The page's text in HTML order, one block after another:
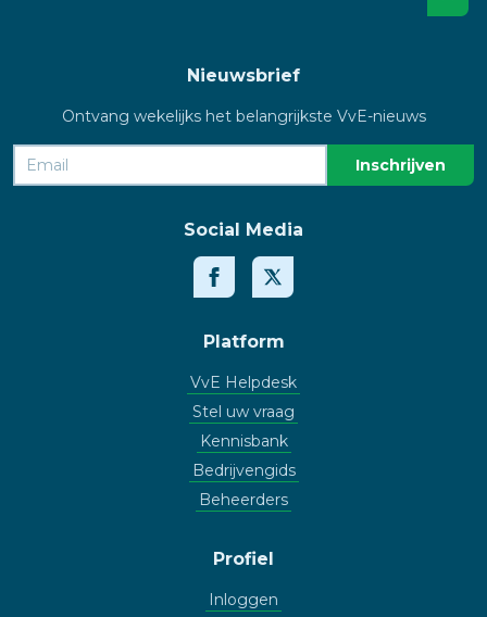
Nieuwsbrief
Ontvang wekelijks het belangrijkste VvE-nieuws
Social Media
Platform
VvE Helpdesk
Stel uw vraag
Kennisbank
Bedrijvengids
Beheerders
Profiel
Inloggen